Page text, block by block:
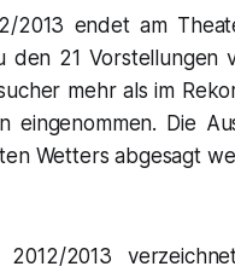
2013 endet am
den 21 Vorstellungen
mehr als im
eingenommen. Die
Wetters abgesagt
2013